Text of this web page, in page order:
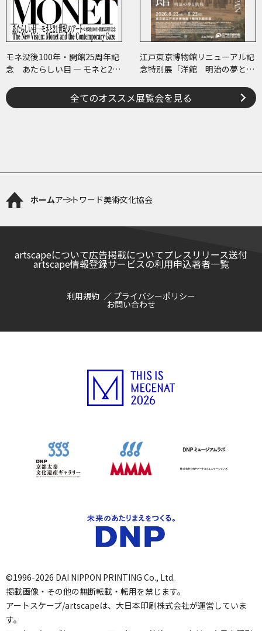
モネ没後100年・開館25周年記
念 あたらしい目 ― モネと21
江戸東京博物館リニューアル記
念特別展「洋館 明治の夢と挑
全てのオススメ展覧会を見る
ホームアートワード美術文化協会
artscapeについて広告掲載についてプレスリリース送付
artscape情報登録サービスの利用申込著者一覧
利用規約 プライバシーポリシー
お問い合わせ
©1996-2026 DAI NIPPON PRINTING Co., Ltd.
掲載画像・その他の無断転載・転用を禁じます。
アートスケープ/artscapeは、大日本印刷株式会社が運営していま
す。